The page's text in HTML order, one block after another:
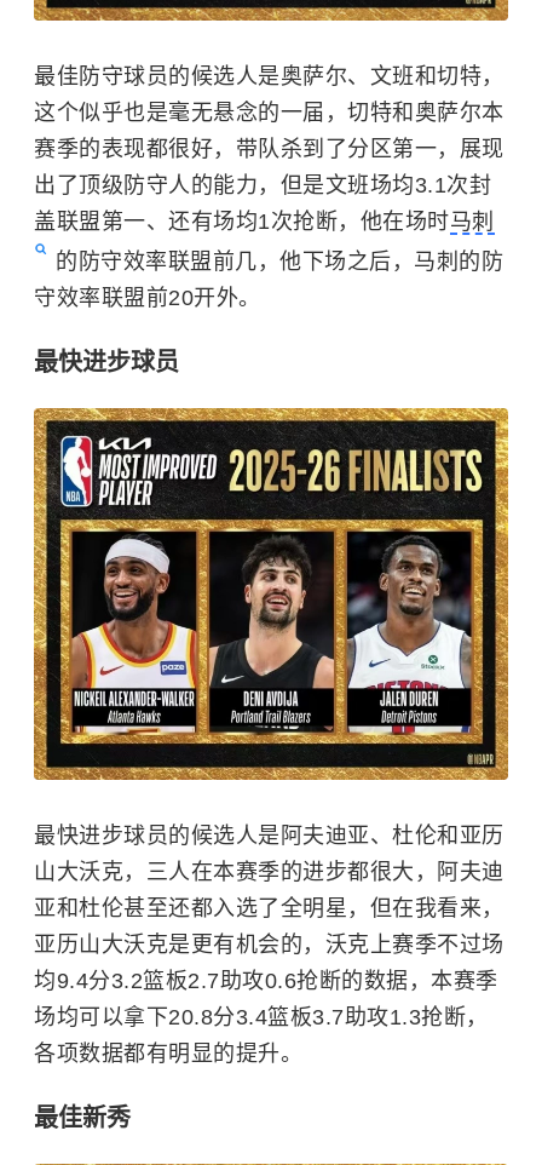
最佳防守球员的候选人是奥萨尔、文班和切特，
这个似乎也是毫无悬念的一届，切特和奥萨尔本
赛季的表现都很好，带队杀到了分区第一，展现
出了顶级防守人的能力，但是文班场均3.1次封
盖联盟第一、还有场均1次抢断，他在场时马刺
的防守效率联盟前几，他下场之后，马刺的防
守效率联盟前20开外。
最快进步球员
最快进步球员的候选人是阿夫迪亚、杜伦和亚历
山大沃克，三人在本赛季的进步都很大，阿夫迪
亚和杜伦甚至还都入选了全明星，但在我看来，
亚历山大沃克是更有机会的，沃克上赛季不过场
均9.4分3.2篮板2.7助攻0.6抢断的数据，本赛季
场均可以拿下20.8分3.4篮板3.7助攻1.3抢断，
各项数据都有明显的提升。
最佳新秀